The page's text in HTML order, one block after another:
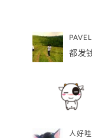
PAVEL
都发
人好哇